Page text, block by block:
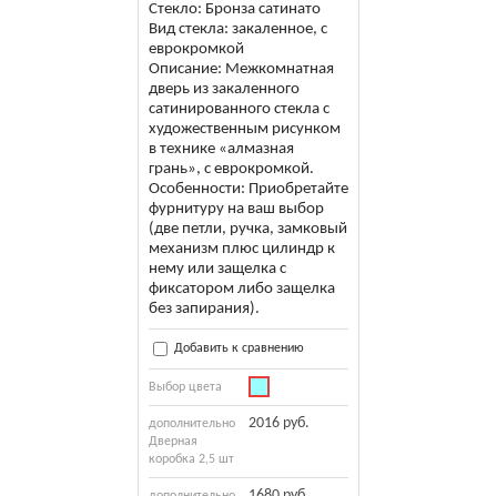
Стекло: Бронза сатинато
Вид стекла: закаленное, с
еврокромкой
Описание: Межкомнатная
дверь из закаленного
сатинированного стекла с
художественным рисунком
в технике «алмазная
грань», с еврокромкой.
Особенности: Приобретайте
фурнитуру на ваш выбор
(две петли, ручка, замковый
механизм плюс цилиндр к
нему или защелка с
фиксатором либо защелка
без запирания).
Добавить к сравнению
Выбор цвета
дополнительно
Дверная
коробка 2,5 шт
2016 руб.